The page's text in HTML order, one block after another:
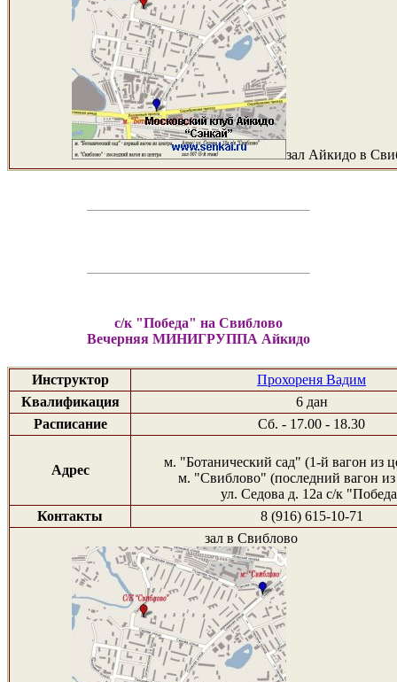
зал Айкидо в
с/к "Победа" на Свиблово
Вечерняя МИНИГРУППА Айкидо
Инструктор
Прохореня Вадим
Квалификация
6 дан
Расписание
Сб. - 17.00 - 18.30
Адрес
м. "Ботанический сад" (1-й вагон из
м. "Свиблово" (последний вагон из
ул. Седова д. 12а с/к
Контакты
8 (916) 615-10-71
зал в Свиблово